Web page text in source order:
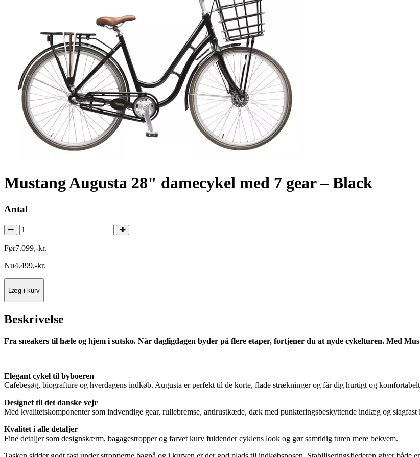
Mustang Augusta 28" damecykel med 7 gear – Black
Antal
Før7.099,-kr.
Nu4.499,-kr.
Læg i kurv
Beskrivelse
Fra sneakers til hæle og hjem i sutsko. Når dagligdagen byder på flere etaper, fortjener du at nyde cykelturen. Med
Elegant cykel til byboeren
Cafebesøg, biografture og hverdagens indkøb. Augusta er perfekt til de korte, flade strækninger og får dig hurtigt og
Designet til det danske vejr
Med kvalitetskomponenter som indvendige gear, rullebremse, antirustkæde, dæk med punkteringsbeskyttende indlæg og
Kvalitet i alle detaljer
Fine detaljer som designskærm, bagagestropper og farvet kurv fuldender cyklens look og gør samtidig turen mere bekvem.